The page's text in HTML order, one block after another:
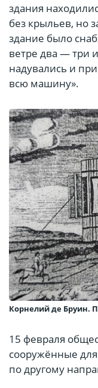
здания
без крыльев, но
здание было
ветре два — три
надувались и
всю машину».
Корнелий де Бруин.
15 февраля
сооружённые
по другому